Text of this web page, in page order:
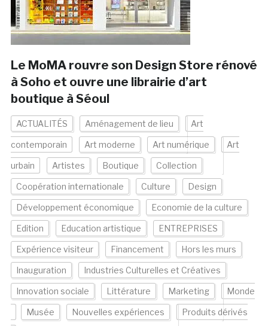
Le MoMA rouvre son Design Store rénové
à Soho et ouvre une librairie d’art
boutique à Séoul
ACTUALITÉS Aménagement de lieu Art
contemporain Art moderne Art numérique Art
urbain Artistes Boutique Collection
Coopération internationale Culture Design
Développement économique Economie de la culture
Edition Education artistique ENTREPRISES
Expérience visiteur Financement Hors les murs
Inauguration Industries Culturelles et Créatives
Innovation sociale Littérature Marketing Monde
Musée Nouvelles expériences Produits dérivés